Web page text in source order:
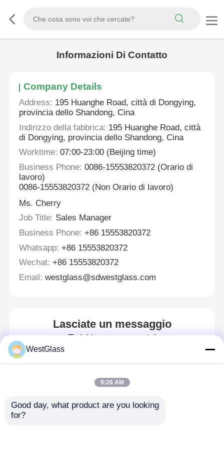
Informazioni Di Contatto
Company Details
Address: 195 Huanghe Road, città di Dongying,
provincia dello Shandong, Cina
Indirizzo della fabbrica: 195 Huanghe Road, città
di Dongying, provincia dello Shandong, Cina
Worktime: 07:00-23:00 (Beijing time)
Business Phone: 0086-15553820372 (Orario di
lavoro)
0086-15553820372 (Non Orario di lavoro)
Ms. Cherry
Job Title: Sales Manager
Business Phone: +86 15553820372
Whatsapp: +86 15553820372
Wechat: +86 15553820372
Email: westglass@sdwestglass.com
Lasciate un messaggio
Ti richiameremo presto!
WestGlass
9:26 AM
Good day, what product are you looking
for?